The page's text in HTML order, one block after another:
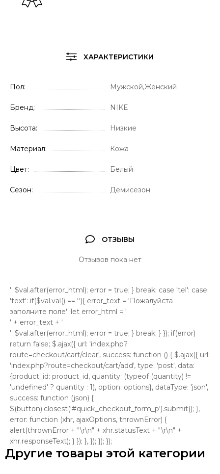
ХАРАКТЕРИСТИКИ
Пол Мужской,Женский
Бренд NIKE
Высота Низкие
Материал Кожа
Цвет Белый
Сезон Демисезон
ОТЗЫВЫ
Отзывов пока нет
'; $val.after(error_html); error = true; } break; case 'tel': case
'text': if($val.val() == ''){ error_text = 'Пожалуйста
заполните поле'; let error_html = '
' + error_text + '
'; $val.after(error_html); error = true; } break; } }); if(error)
return false; $.ajax({ url: 'index.php?
route=checkout/cart/clear', success: function () { $.ajax({ url:
'index.php?route=checkout/cart/add', type: 'post', data:
{product_id: product_id, quantity: (typeof (quantity) !=
'undefined' ? quantity : 1), option: options}, dataType: 'json',
success: function (json) {
$(button).closest('#quick_checkout_form_p').submit(); },
error: function (xhr, ajaxOptions, thrownError) {
alert(thrownError + "\r\n" + xhr.statusText + "\r\n" +
xhr.responseText); } }); }, }); }); });
Другие товары этой категории